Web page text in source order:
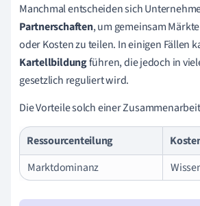
Manchmal entscheiden sich
Partnerschaften, um gemeinsam
oder Kosten zu teilen. In einigen Fällen
Kartellbildungführen, die jedoch in
gesetzlich reguliert wird.
Die Vorteile solch einer
Ressourcenteilung
Marktdominanz